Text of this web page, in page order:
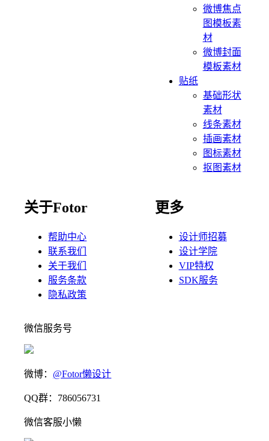
微博焦点
图模板素
材
微博封面
模板素材
贴纸
基础形状
素材
线条素材
插画素材
图标素材
抠图素材
关于Fotor
帮助中心
联系我们
关于我们
服务条款
隐私政策
更多
设计师招募
设计学院
VIP特权
SDK服务
微信服务号
微博： @Fotor懒设计
QQ群：786056731
微信客服小懒